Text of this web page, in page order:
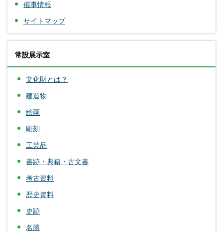
催事情報
サイトマップ
常設展示室
文化財とは？
建造物
絵画
彫刻
工芸品
書跡・典籍・古文書
考古資料
歴史資料
史跡
名勝